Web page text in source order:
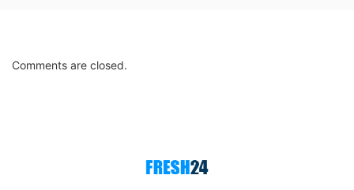
Comments are closed.